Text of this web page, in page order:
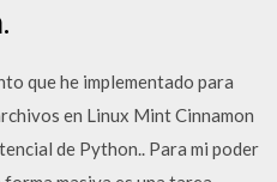
que he implementado para
en Linux Mint Cinnamon
de Python.. Para mi poder